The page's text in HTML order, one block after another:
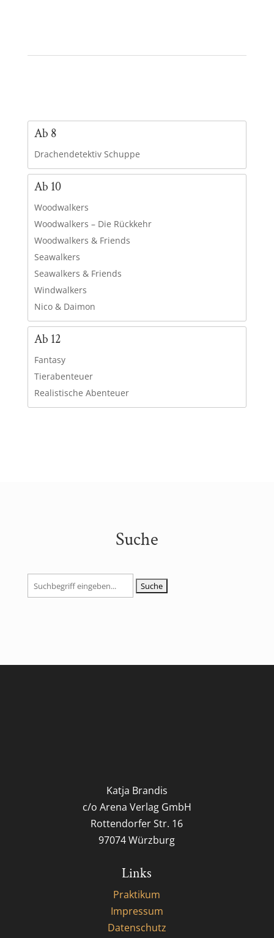
Ab 8
Drachendetektiv Schuppe
Ab 10
Woodwalkers
Woodwalkers – Die Rückkehr
Woodwalkers & Friends
Seawalkers
Seawalkers & Friends
Windwalkers
Nico & Daimon
Ab 12
Fantasy
Tierabenteuer
Realistische Abenteuer
Suche
Suchen
nach:
Katja Brandis
c/o Arena Verlag GmbH
Rottendorfer Str. 16
97074 Würzburg
Links
Praktikum
Impressum
Datenschutz